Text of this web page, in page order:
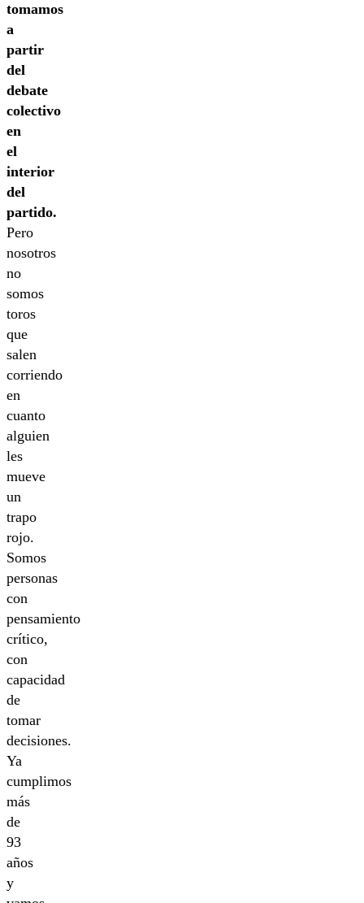
tomamos
a
partir
del
debate
colectivo
en
el
interior
del
partido.
Pero
nosotros
no
somos
toros
que
salen
corriendo
en
cuanto
alguien
les
mueve
un
trapo
rojo.
Somos
personas
con
pensamiento
crítico,
con
capacidad
de
tomar
decisiones.
Ya
cumplimos
más
de
93
años
y